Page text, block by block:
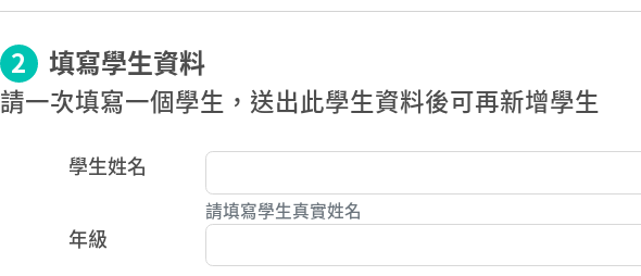
2 填寫學生資料
請一次填寫一個學生，送出此學生資料後可再新增學生
學生姓名
請填寫學生真實姓名
年級